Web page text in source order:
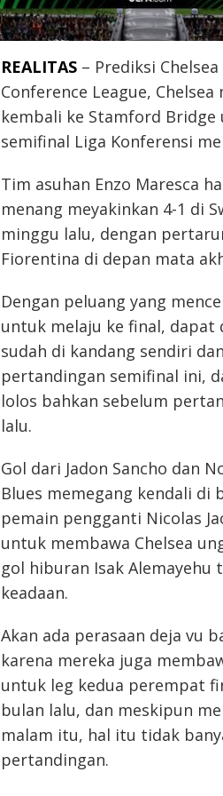
REALITAS– Prediksi
Conference League,
kembali ke Stamford
semifinal Liga Konferensi
Tim asuhan Enzo Maresca
menang meyakinkan 4-1 di
minggu lalu, dengan
Fiorentina di depan mata
Dengan peluang yang
untuk melaju ke final, dapat
sudah di kandang sendiri
pertandingan semifinal ini,
lolos bahkan sebelum
lalu.
Gol dari Jadon Sancho dan
Blues memegang kendali di
pemain pengganti Nicolas
untuk membawa Chelsea
gol hiburan Isak Alemayehu
keadaan.
Akan ada perasaan deja vu
karena mereka juga
untuk leg kedua perempat
bulan lalu, dan meskipun
malam itu, hal itu tidak
pertandingan.